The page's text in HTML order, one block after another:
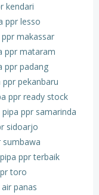
kendari
ppr lesso
makassar
ppr mataram
ppr padang
ppr pekanbaru
ppr ready stock
pipa ppr samarinda
sidoarjo
sumbawa
pipa ppr terbaik
toro
panas